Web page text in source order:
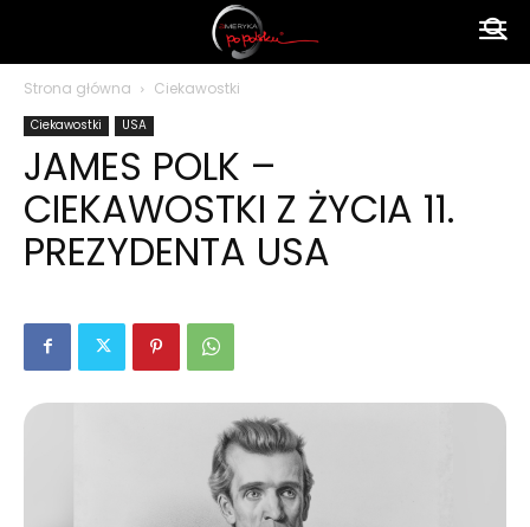
polsku
Strona główna Ciekawostki
Ciekawostki USA
JAMES POLK –
CIEKAWOSTKI Z ŻYCIA 11.
PREZYDENTA USA